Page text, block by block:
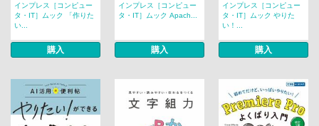
インプレス［コンピュー
タ・IT］ムック 「作りた
い...
購入
インプレス［コンピュー
タ・IT］ムック Apach...
購入
インプレス［コンピュー
タ・IT］ムック やりた
い！...
購入